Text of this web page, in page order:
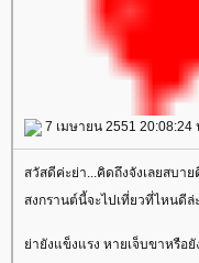
7 เมษายน 2551 20:08:24
สวัสดีค่ะย่า...คิดถึงจังเลยสบา
สงกรานต์นี้จะไปเที่ยวที่ไหนดี
ายังแข็งแรง หายเจ็บขาหรือ